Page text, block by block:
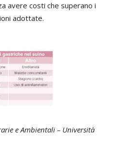
avere costi che superano i
adottate.
e Ambientali – Università